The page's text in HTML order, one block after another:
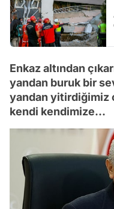
Enkaz altından
yandan buruk bir
yandan yitirdiğimiz
kendi kendimize...